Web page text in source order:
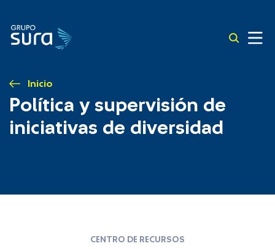
Inicio
Política y supervisión de
iniciativas de diversidad
CENTRO DE RECURSOS